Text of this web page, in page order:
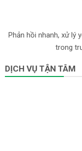
Phản hồi nhanh, xử lý
trong
DỊCH VỤ TẬN TÂM